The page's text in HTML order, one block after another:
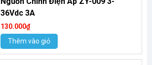
36Vdc 3A
130.000₫
Thêm vào giỏ